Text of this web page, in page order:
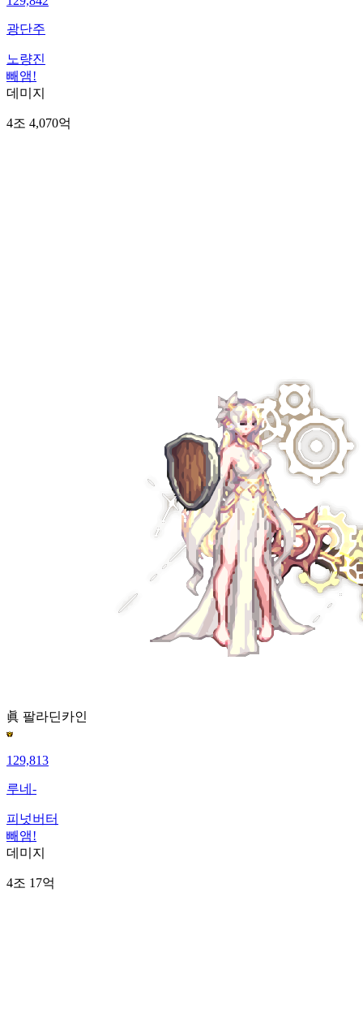
광단주
노량진
빼앰!
데미지
4조 4,070억
眞 팔라딘카인
129,813
루네-
피넛버터
빼앰!
데미지
4조 17억